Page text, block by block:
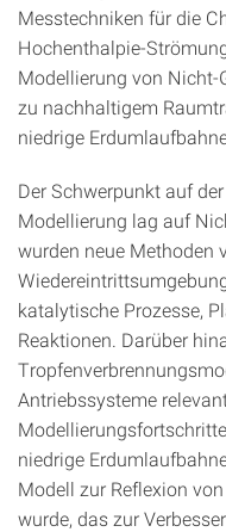
Messtechniken für die
Hochenthalpie-
Modellierung von
zu nachhaltigem
niedrige
Der Schwerpunkt auf
Modellierung lag auf
wurden neue Methoden
katalytische Prozesse,
Reaktionen. Darüber
Antriebssysteme
niedrige
Modell zur Reflexion
wurde, das zur